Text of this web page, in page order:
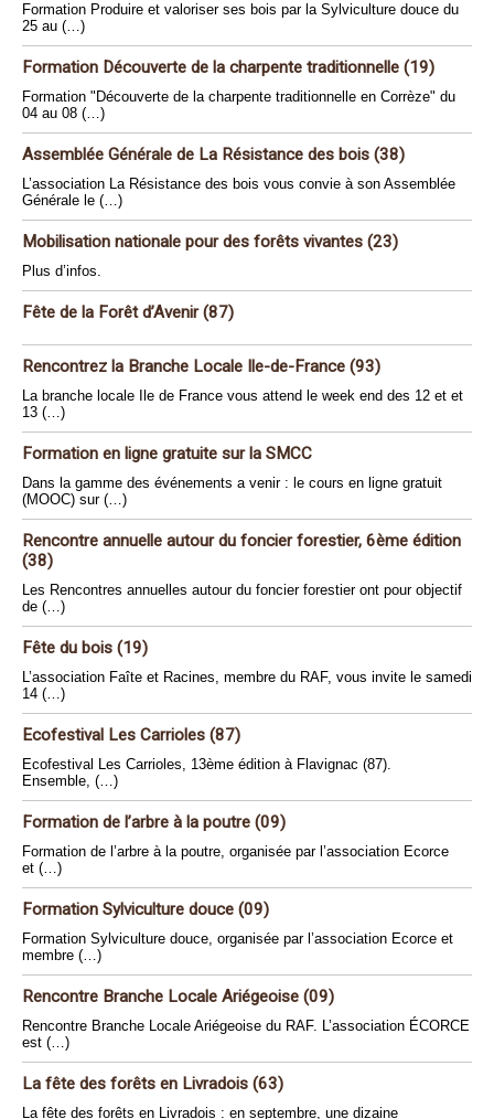
Formation Produire et valoriser ses bois par la Sylviculture douce du
25 au (…)
Formation Découverte de la charpente traditionnelle (19)
Formation "Découverte de la charpente traditionnelle en Corrèze" du
04 au 08 (…)
Assemblée Générale de La Résistance des bois (38)
L’association La Résistance des bois vous convie à son Assemblée
Générale le (…)
Mobilisation nationale pour des forêts vivantes (23)
Plus d’infos.
Fête de la Forêt d’Avenir (87)
Rencontrez la Branche Locale Ile-de-France (93)
La branche locale Ile de France vous attend le week end des 12 et et
13 (…)
Formation en ligne gratuite sur la SMCC
Dans la gamme des événements a venir : le cours en ligne gratuit
(MOOC) sur (…)
Rencontre annuelle autour du foncier forestier, 6ème édition
(38)
Les Rencontres annuelles autour du foncier forestier ont pour objectif
de (…)
Fête du bois (19)
L’association Faîte et Racines, membre du RAF, vous invite le samedi
14 (…)
Ecofestival Les Carrioles (87)
Ecofestival Les Carrioles, 13ème édition à Flavignac (87).
Ensemble, (…)
Formation de l’arbre à la poutre (09)
Formation de l’arbre à la poutre, organisée par l’association Ecorce
et (…)
Formation Sylviculture douce (09)
Formation Sylviculture douce, organisée par l’association Ecorce et
membre (…)
Rencontre Branche Locale Ariégeoise (09)
Rencontre Branche Locale Ariégeoise du RAF. L’association ÉCORCE
est (…)
La fête des forêts en Livradois (63)
La fête des forêts en Livradois : en septembre, une dizaine